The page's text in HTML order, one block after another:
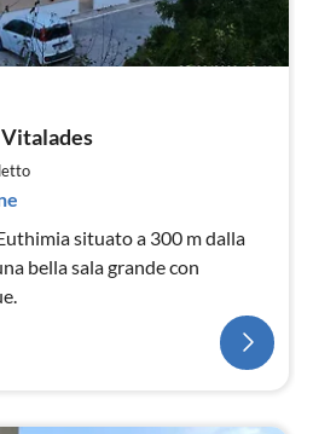
situato a 300 m dalla
bella sala grande con